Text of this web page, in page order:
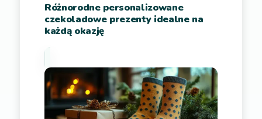
Różnorodne personalizowane
czekoladowe prezenty idealne na
każdą okazję